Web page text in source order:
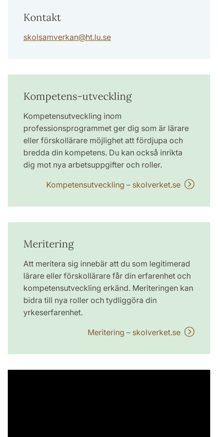
Kontakt
skolsamverkan@ht.lu.se
Kompetens-utveckling
Kompetensutveckling inom
professionsprogrammet ger dig som är lärare
eller förskollärare möjlighet att fördjupa och
bredda din kompetens. Du kan också inrikta
dig mot nya arbetsuppgifter och roller.
Kompetensutveckling – skolverket.se
Meritering
Att meritera sig innebär att du som legitimerad
lärare eller förskollärare får din erfarenhet och
kompetensutveckling erkänd. Meriteringen kan
bidra till nya roller och tydliggöra din
yrkeserfarenhet.
Meritering – skolverket.se